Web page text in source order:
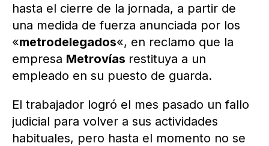
hasta el cierre de la jornada, a partir de
una medida de fuerza anunciada por los
«metrodelegados«, en reclamo que la
empresa Metrovías restituya a un
empleado en su puesto de guarda.
El trabajador logró el mes pasado un fallo
judicial para volver a sus actividades
habituales, pero hasta el momento no se